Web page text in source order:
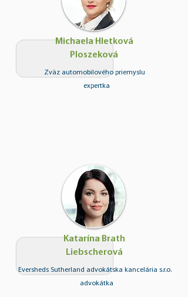
Michaela Hletková
Ploszeková
Zväz automobilového priemyslu
expertka
Katarína Brath
Liebscherová
Eversheds Sutherland advokátska kancelária s.r.o.
advokátka